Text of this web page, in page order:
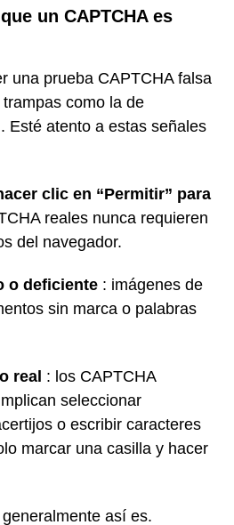
un CAPTCHA es
una prueba CAPTCHA falsa
como la de
Esté atento a estas señales
clic en “Permitir” para
reales nunca requieren
del navegador.
o deficiente : imágenes de
sin marca o palabras
real : los CAPTCHA
seleccionar
o escribir caracteres
marcar una casilla y hacer
así es.